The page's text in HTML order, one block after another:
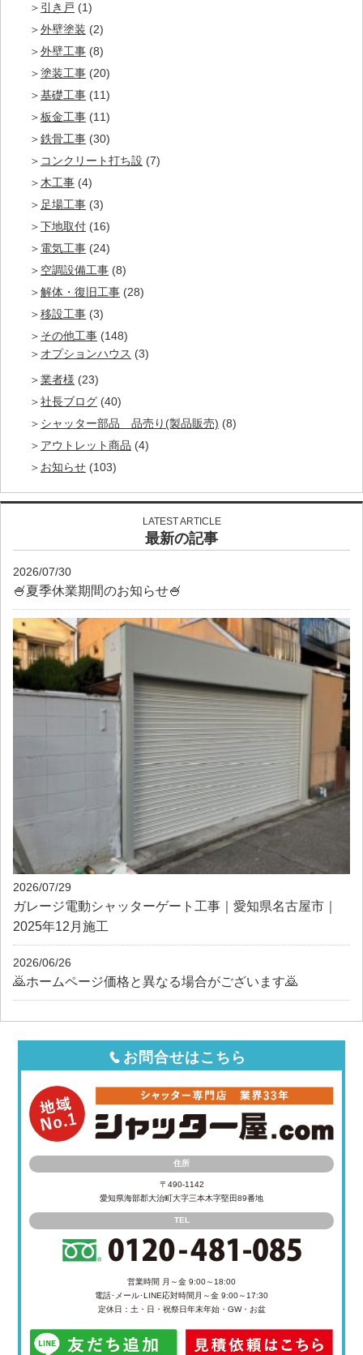
引き戸 (1)
外壁塗装 (2)
外壁工事 (8)
塗装工事 (20)
基礎工事 (11)
板金工事 (11)
鉄骨工事 (30)
コンクリート打ち設 (7)
木工事 (4)
足場工事 (3)
下地取付 (16)
電気工事 (24)
空調設備工事 (8)
解体・復旧工事 (28)
移設工事 (3)
その他工事 (148)
オプションハウス (3)
業者様 (23)
社長ブログ (40)
シャッター部品 品売り(製品販売) (8)
アウトレット商品 (4)
お知らせ (103)
LATEST ARTICLE
最新の記事
2026/07/30
🍧夏季休業期間のお知らせ🍧
2026/07/29
ガレージ電動シャッターゲート工事｜愛知県名古屋市｜
2025年12月施工
2026/06/26
🙇ホームページ価格と異なる場合がございます🙇
お問合せはこちら
住所
〒490-1142
愛知県海部郡大治町大字三本木字堅田89番地
TEL
営業時間 月～金 9:00～18:00
電話･メール･LINE応対時間 月～金 9:00～17:30
定休日：土・日・祝祭日年末年始・GW・お盆